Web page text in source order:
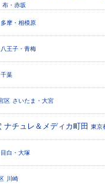
布・赤坂
摩・相模原
王子・青梅
千葉
区 さいたま・大宮
チュレ＆メディカ町田 東京
白・大塚
川崎